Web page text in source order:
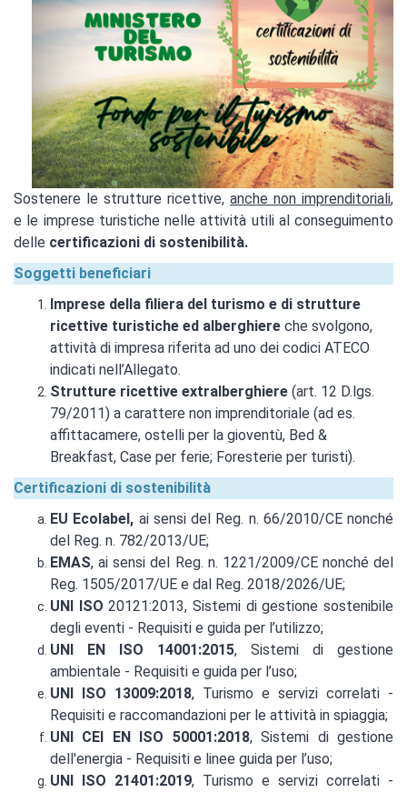
Sostenere le strutture ricettive, anche non imprenditoriali,
e le imprese turistiche nelle attività utili al conseguimento
delle certificazioni di sostenibilità.
Soggetti beneficiari
Imprese della filiera del turismo e di strutture
ricettive turistiche ed alberghiere che svolgono,
attività di impresa riferita ad uno dei codici ATECO
indicati nell’Allegato.
Strutture ricettive extralberghiere (art. 12 D.lgs.
79/2011) a carattere non imprenditoriale (ad es.
affittacamere, ostelli per la gioventù, Bed &
Breakfast, Case per ferie; Foresterie per turisti).
Certificazioni di sostenibilità
EU Ecolabel, ai sensi del Reg. n. 66/2010/CE nonché
del Reg. n. 782/2013/UE;
EMAS, ai sensi del Reg. n. 1221/2009/CE nonché del
Reg. 1505/2017/UE e dal Reg. 2018/2026/UE;
UNI ISO20121:2013, Sistemi di gestione sostenibile
degli eventi - Requisiti e guida per l’utilizzo;
UNI EN ISO 14001:2015, Sistemi di gestione
ambientale - Requisiti e guida per l’uso;
UNI ISO 13009:2018, Turismo e servizi correlati -
Requisiti e raccomandazioni per le attività in spiaggia;
UNI CEI EN ISO 50001:2018, Sistemi di gestione
dell'energia - Requisiti e linee guida per l’uso;
UNI ISO 21401:2019, Turismo e servizi correlati -